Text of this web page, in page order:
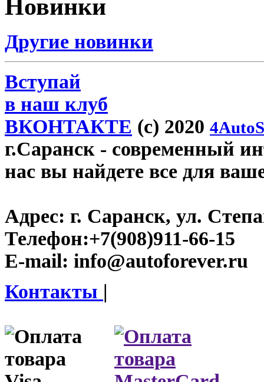
Новинки
Другие новинки
Вступай
в наш клуб
ВКОНТАКТЕ (c) 2020
г.Саранск - современный
нас вы найдете все для
Адрес: г. Саранск, ул.
Телефон:+7(908)911-66-15
E-mail: info@autoforever.ru
Контакты